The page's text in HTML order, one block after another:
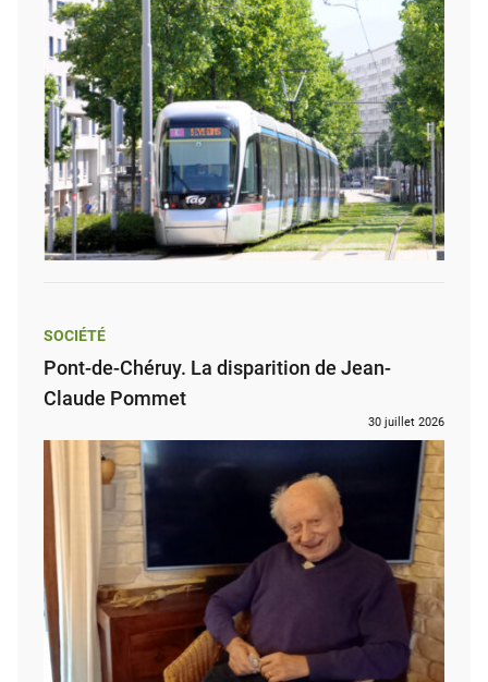
SOCIÉTÉ
Pont-de-Chéruy. La disparition de Jean-
Claude Pommet
30 juillet 2026